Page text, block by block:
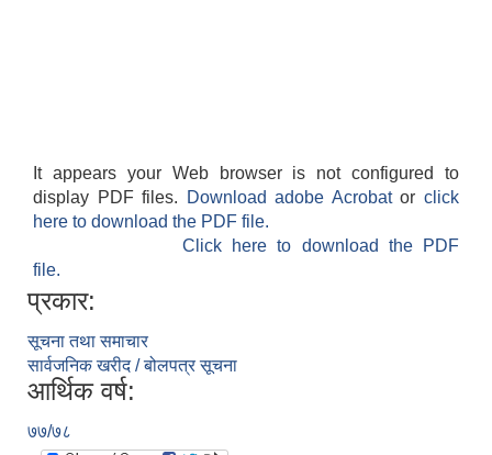
It appears your Web browser is not configured to
display PDF files.
Download adobe Acrobatorclick
here to download the PDF file.
Click here to download the PDF
file.
प्रकार:
सूचना तथा समाचार
सार्वजनिक खरीद / बोलपत्र सूचना
आर्थिक वर्ष:
७७/७८